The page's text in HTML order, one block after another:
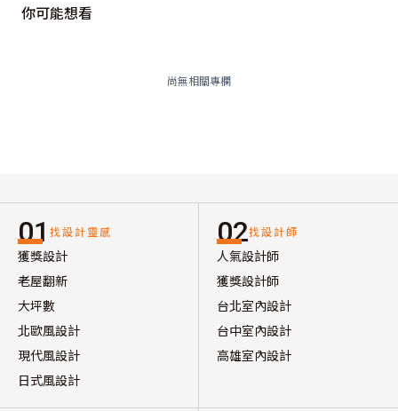
你可能想看
尚無相關專欄
01 找設計靈感
獲獎設計
老屋翻新
大坪數
北歐風設計
現代風設計
日式風設計
02找設計師
人氣設計師
獲獎設計師
台北室內設計
台中室內設計
高雄室內設計